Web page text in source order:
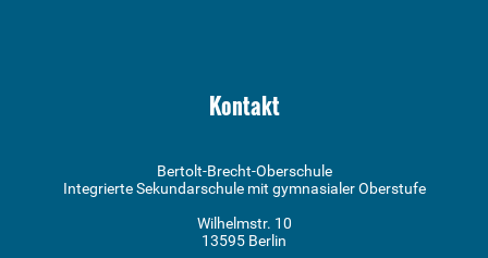
Kontakt
Bertolt-Brecht-Oberschule
Integrierte Sekundarschule mit gymnasialer Oberstufe
Wilhelmstr. 10
13595 Berlin